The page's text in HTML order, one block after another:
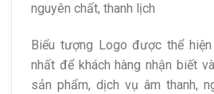
nguyên chất, thanh lịch
Biểu tượng Logo được thể
nhất để khách hàng nhận biết
sản phẩm, dịch vụ âm thanh,